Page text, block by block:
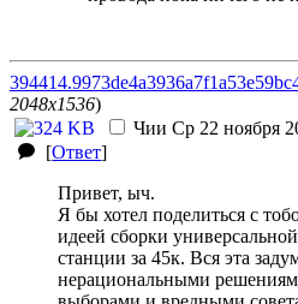
2048x1536)
Чии Ср 22 ноября
[Ответ]
Привет, ыч.
Я бы хотел поделиться с
идеей сборки
станции за 45к. Вся эта
нерациональными